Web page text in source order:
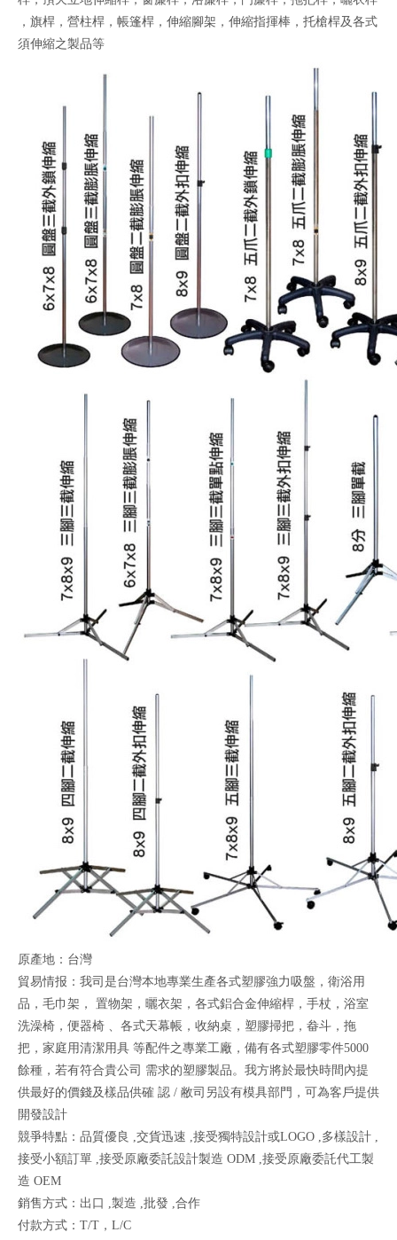
，旗桿，營柱桿，帳篷桿，伸縮腳架，伸縮指揮棒，托槍桿及各式
須伸縮之製品等
原產地：台灣
貿易情报：我司是台灣本地專業生產各式塑膠強力吸盤，衛浴用
品，毛巾架， 置物架，曬衣架，各式鋁合金伸縮桿，手杖，浴室
洗澡椅，便器椅 、各式天幕帳，收納桌，塑膠掃把，畚斗，拖
把，家庭用清潔用具 等配件之專業工廠，備有各式塑膠零件5000
餘種，若有符合貴公司 需求的塑膠製品。我方將於最快時間內提
供最好的價錢及樣品供確 認 / 敝司另設有模具部門，可為客戶提供
開發設計
競爭特點：品質優良 ,交貨迅速 ,接受獨特設計或LOGO ,多樣設計 ,
接受小額訂單 ,接受原廠委託設計製造 ODM ,接受原廠委託代工製
造 OEM
銷售方式：出口 ,製造 ,批發 ,合作
付款方式：T/T，L/C